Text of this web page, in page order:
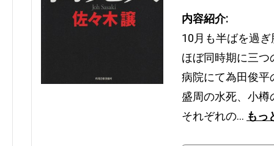
内容紹介:
10月も半ばを過
ほぼ同時期に三
病院にて為田俊平
盛周の水死、小樽
それぞれの… もっ